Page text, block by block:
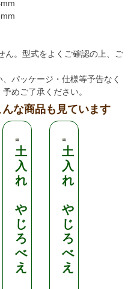
ん。型式をよくご確認の上、ご
パッケージ・仕様等予告なく
めご了承ください。
な商品も見ています
土
入
れ
や
じ
ろ
べ
え
土
入
れ
や
じ
ろ
べ
え